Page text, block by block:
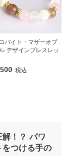
バイト・マザーオブ
デザインブレスレッ
！？ パワ
つける手の